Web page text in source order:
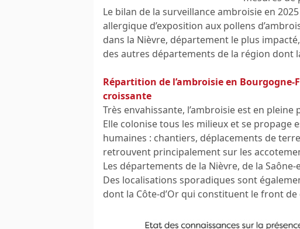
Le bilan de la surveillance ambroisie en
allergique d’exposition aux pollens
dans la Nièvre, département le plus
des autres départements de la région dont
Répartition de l’ambroisie en
croissante
Très envahissante, l’ambroisie est en
Elle colonise tous les milieux et se propage
humaines : chantiers, déplacements de
retrouvent principalement sur les
Les départements de la Nièvre, de la
Des localisations sporadiques sont
dont la Côte-d’Or qui constituent le front